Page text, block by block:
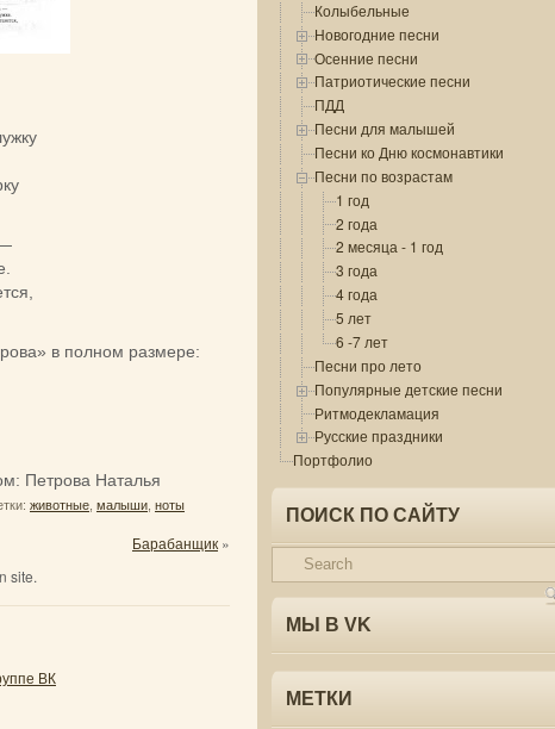
в полном размере:
Петрова Наталья
животные малыши ноты
Барабанщик »
site.
ВК
Колыбельные
Новогодние песни
Осенние песни
Патриотические песни
ПДД
Песни для малышей
Песни ко Дню космонавтики
Песни по возрастам
1 год
2 года
2 месяца - 1 год
3 года
4 года
5 лет
6 -7 лет
Песни про лето
Популярные детские песни
Ритмодекламация
Русские праздники
Портфолио
ПОИСК ПО САЙТУ
МЫ В VK
МЕТКИ